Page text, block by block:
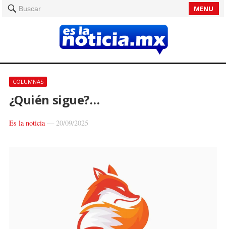
Buscar MENU
COLUMNAS
¿Quién sigue?…
Es la noticia— 20/09/2025